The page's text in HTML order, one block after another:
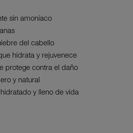
sin amoníaco
del cabello
hidrata y rejuvenece
protege contra el daño
y natural
y lleno de vida